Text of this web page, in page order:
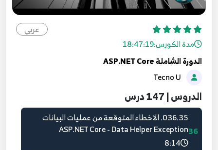
عربي
مدة الكورس:18:47:19
الدورة الشاملة ASP.NET Core
الدروس | 147 درس
34
034.33. اضافة صفحة تعديل المستخدمين ASP.NET
Core - Edit User View
4:46
35
Core - Delete User View
5:23
36
036.35. الاخطاء المتوقعة من عمليات البيانات
ASP.NET Core - Data Helper Exception
8:14